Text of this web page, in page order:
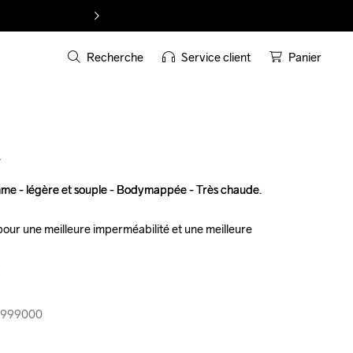
Recherche Service client Panier
- légère et souple - Bodymappée - Très chaude.
une meilleure imperméabilité et une meilleure
- légère et souple - Bodymappée - Très chaude.
une meilleure imperméabilité et une meilleure